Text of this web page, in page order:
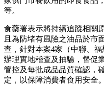
等。
食藥署表示將持續追蹤相關
且為防堵有風險之油品於市
查，針對本案4家（中聯、
辦理實地稽查及抽驗，督促
管控及每批成品品質確認，
定，以保障消費者食用安全。